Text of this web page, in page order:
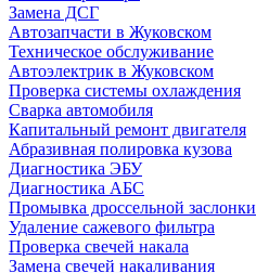
Замена ДСГ
Автозапчасти в Жуковском
Техническое обслуживание
Автоэлектрик в Жуковском
Проверка системы охлаждения
Сварка автомобиля
Капитальный ремонт двигателя
Абразивная полировка кузова
Диагностика ЭБУ
Диагностика АБС
Промывка дроссельной заслонки
Удаление сажевого фильтра
Проверка свечей накала
Замена свечей накаливания